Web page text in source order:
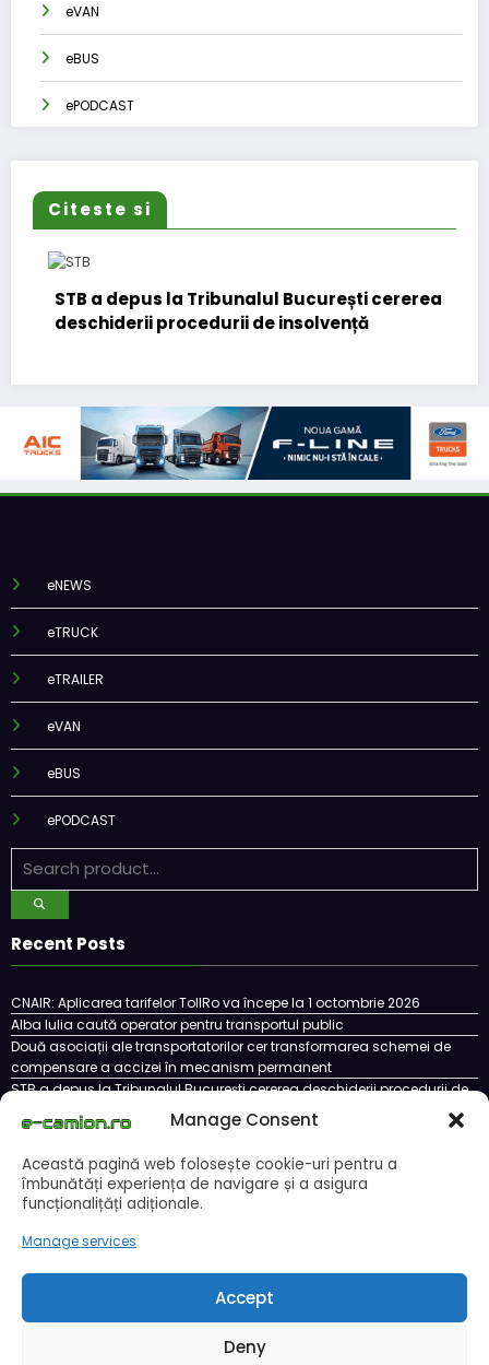
Manage Consent
Această pagină web folosește cookie-uri pentru a
îmbunătăți experiența de navigare și a asigura
funcționalițăți adiționale.
Manage services
Accept
Deny
eVAN
eBUS
ePODCAST
Citeste si
STB a depus la Tribunalul București cererea
deschiderii procedurii de insolvență
eNEWS
eTRUCK
eTRAILER
eVAN
eBUS
ePODCAST
Recent Posts
CNAIR: Aplicarea tarifelor TollRo va începe la 1 octombrie 2026
Alba Iulia caută operator pentru transportul public
Două asociații ale transportatorilor cer transformarea schemei de
compensare a accizei în mecanism permanent
STB a depus la Tribunalul București cererea deschiderii procedurii de
DKV Mobility și Shell își extind parteneriatul european
Politica de confidentialitate
Copyright © 2024 by E-CAMION.RO MEDIA Toate drepturile sunt rezervate |